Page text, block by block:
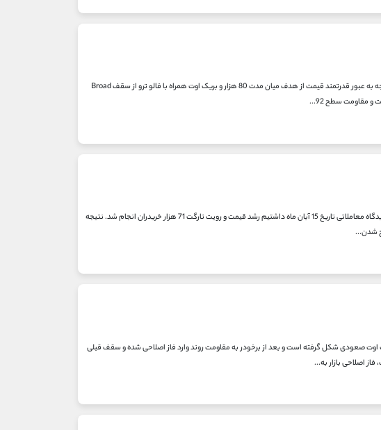
بررسی روند کوتاه و میان مدت بیتکوین دیدگاه تحلیلی: تصویر اول، تایم فریم روزانه: با توجه به عبور قدرتمند قیمت از هدف میان مدت 80 هزار و بریک اوت همراه با فالو ترو از سقف Broad
گزارش هفتگی هفته سوم آبان ماه تصویر دوم، تایم فریم چهار ساعته: طی بررسی که در دیدگاه معاملاتی تاریخ 15 آبان ماه داشتیم رشد قیمت و رویت تارگت 71 هزار خریدران انجام شد. نتیجه
شدن...
صعودی شکل گرفته است و بعد از برخودر به مقاومت روند وارد فاز اصلاحی شده و سقف قبلی
اصلاحی بازار به...